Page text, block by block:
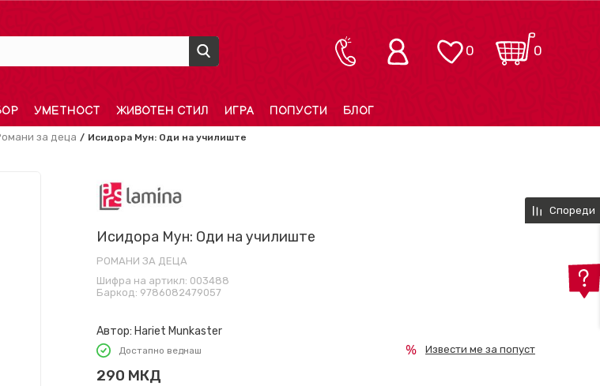
0
0
УМЕТНОСТ ЖИВОТЕН СТИЛ ИГРА ПОПУСТИ БЛОГ
за деца Исидора Мун: Оди на училиште
Исидора Мун: Оди на училиште
РОМАНИ ЗА ДЕЦА
Шифра на артикл: 003488
Баркод: 9786082479057
Автор: Hariet Munkaster
Достапно веднаш
290 МКД
Извести ме за попуст
Спореди